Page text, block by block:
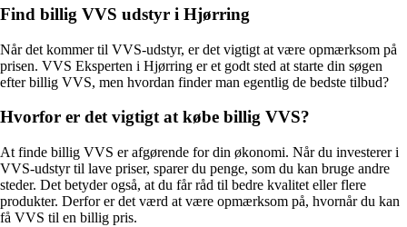
Find billig VVS udstyr i Hjørring
Når det kommer til VVS-udstyr, er det vigtigt at være opmærksom på
prisen. VVS Eksperten i Hjørring er et godt sted at starte din søgen
efter billig VVS, men hvordan finder man egentlig de bedste tilbud?
Hvorfor er det vigtigt at købe billig VVS?
At finde billig VVS er afgørende for din økonomi. Når du investerer i
VVS-udstyr til lave priser, sparer du penge, som du kan bruge andre
steder. Det betyder også, at du får råd til bedre kvalitet eller flere
produkter. Derfor er det værd at være opmærksom på, hvornår du kan
få VVS til en billig pris.